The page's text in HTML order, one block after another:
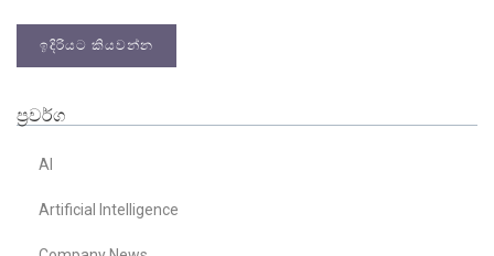
ඉදිරියට කියවන්න
ප්‍රවර්ග
AI
Artificial Intelligence